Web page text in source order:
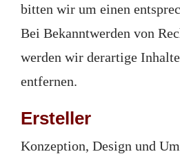
bitten wir um einen
Bei Bekanntwerden von
werden wir derartige
entfernen.
Ersteller
Konzeption, Design und